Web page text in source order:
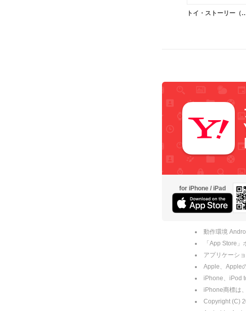
トイ・ストーリー
for iPhone / iPad
動作環境
「App Store
アプリケーシ
Apple、Apple
iPhone、iPod
iPhone商標は
Copyright (C)